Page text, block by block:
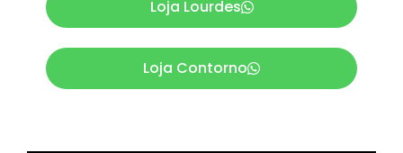
Loja Lourdes
Loja Contorno